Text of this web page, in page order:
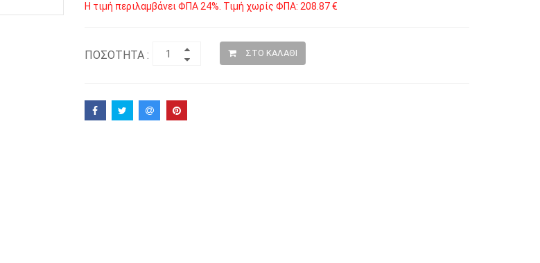
Η τιμή περιλαμβάνει ΦΠΑ 24%. Τιμή χωρίς ΦΠΑ: 208.87 €
ΠΟΣΟΤΗΤΑ : ΣΤΟ ΚΑΛΑΘΙ